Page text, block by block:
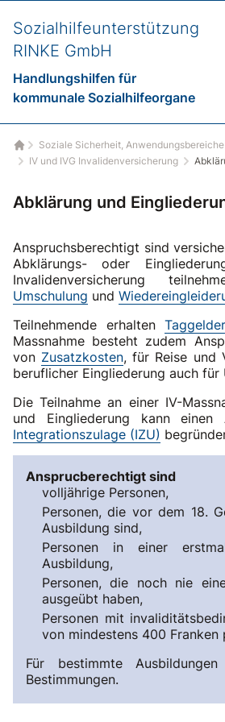
Sozialhilfeunterstützung
RINKE GmbH
Handlungshilfen für
kommunale Sozialhilfeorgane
Startseite
Soziale Sicherheit, Anwendungsbereiche
IV und IVG Invalidenversicherung
Abklärung und
Anspruchsberechtigt sind
Abklärungs- oder
Invalidenversicherung
Umschulung und
Teilnehmende erhalten Taggelder
Massnahme besteht zudem
von Zusatzkosten, für Reise und
beruflicher Eingliederung auch für
Die Teilnahme an einer IV-
und Eingliederung kann einen
Integrationszulage (IZU)
Ansprucberechtigt sind
volljährige Personen,
Personen, die vor dem 18.
Ausbildung sind,
Personen in einer
Ausbildung,
Personen, die noch nie
ausgeübt haben,
Personen mit
von mindestens 400 Franken
Für bestimmte
Bestimmungen.